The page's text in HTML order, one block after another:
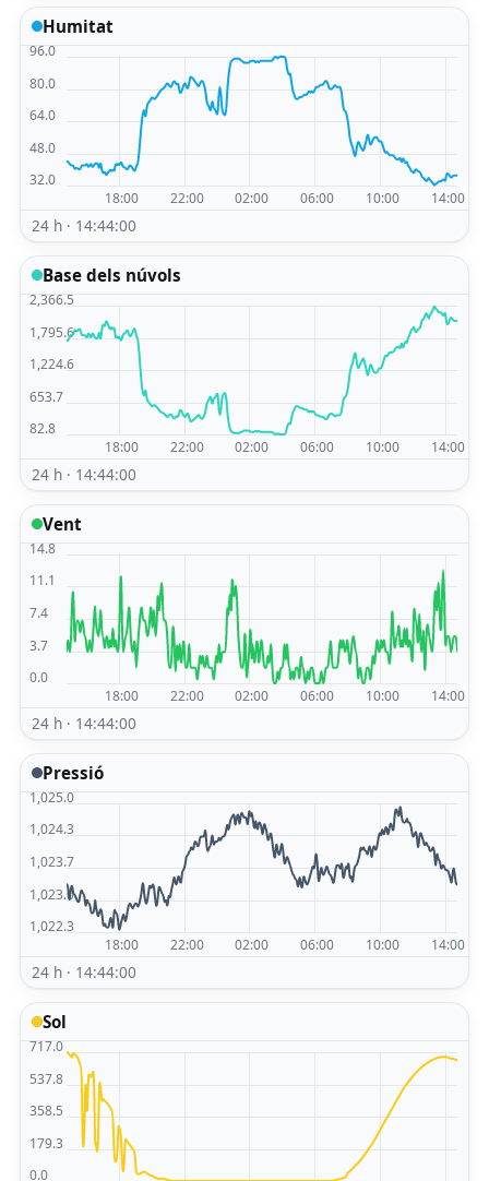
Humitat
24 h · 14:44:00
Base dels núvols
24 h · 14:44:00
Vent
24 h · 14:44:00
Pressió
24 h · 14:44:00
Sol